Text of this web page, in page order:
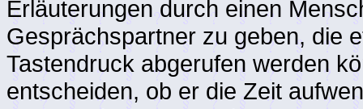
Erläuterungen durch einen
Gesprächspartner zu geben, die
Tastendruck abgerufen werden
entscheiden, ob er die Zeit